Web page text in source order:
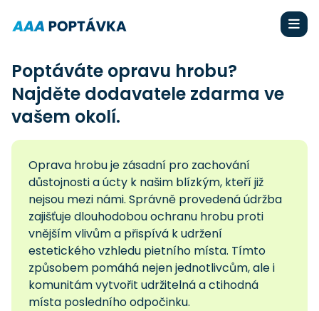
Poptáváte opravu hrobu?
Najděte dodavatele zdarma ve
vašem okolí.
Oprava hrobu je zásadní pro zachování
důstojnosti a úcty k našim blízkým, kteří již
nejsou mezi námi. Správně provedená údržba
zajišťuje dlouhodobou ochranu hrobu proti
vnějším vlivům a přispívá k udržení
estetického vzhledu pietního místa. Tímto
způsobem pomáhá nejen jednotlivcům, ale i
komunitám vytvořit udržitelná a ctihodná
místa posledního odpočinku.